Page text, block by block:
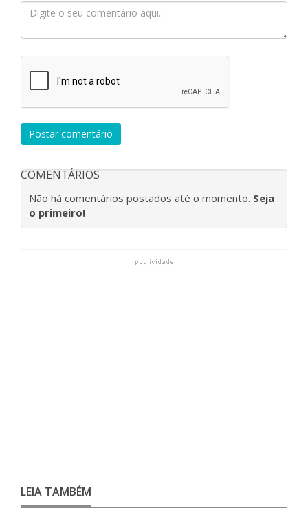
Postar comentário
COMENTÁRIOS
Não há comentários postados até o momento. Seja
o primeiro!
LEIA TAMBÉM